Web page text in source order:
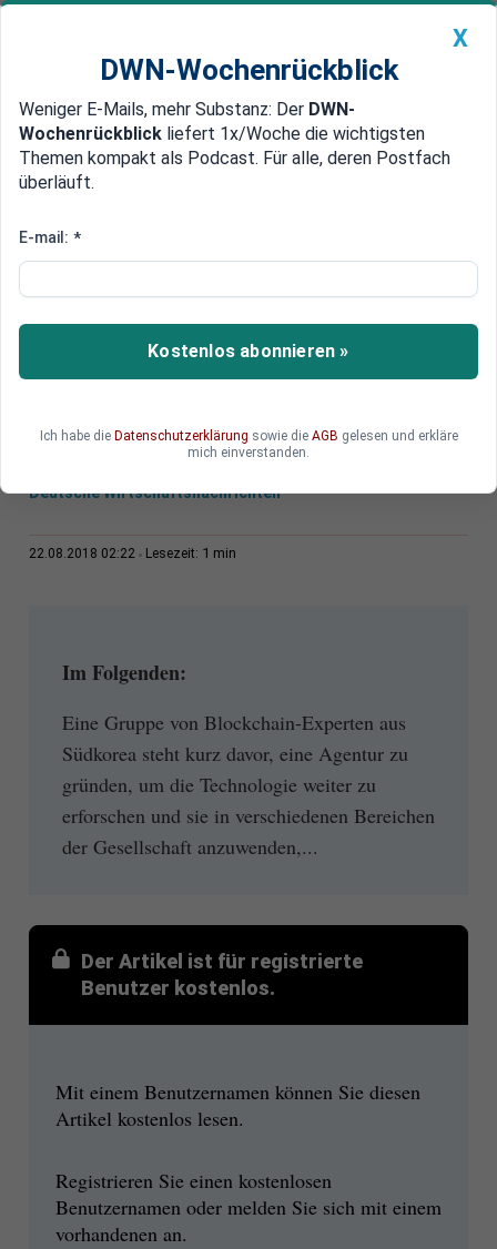
Newsticker MEIN DWN: Geldanlage Premium
Edelmetalle DWN-Magazin China
Blockchain-Monitor vom 21. August
Südkorea entwickelt
Rechtsrahmen für Blockchain
In Südkorea entwickeln Experten einen
Deutsche Wirtschaftsnachrichten
22.08.2018 02:22 Lesezeit: 1 min
Im Folgenden:
Eine Gruppe von Blockchain-Experten aus
Südkorea steht kurz davor, eine Agentur zu
gründen, um die Technologie weiter zu
erforschen und sie in verschiedenen Bereichen
der Gesellschaft anzuwenden,...
Der Artikel ist für registrierte
Benutzer kostenlos.
Mit einem Benutzernamen können Sie diesen
Artikel kostenlos lesen.
Registrieren Sie einen kostenlosen
Benutzernamen oder melden Sie sich mit einem
vorhandenen an.
X
DWN-Wochenrückblick
Weniger E-Mails, mehr Substanz: Der DWN-
Wochenrückblick liefert 1x/Woche die wichtigsten
Themen kompakt als Podcast. Für alle, deren Postfach
überläuft.
E-mail: *
Kostenlos abonnieren »
Ich habe die Datenschutzerklärung sowie die AGB gelesen und erkläre
mich einverstanden.